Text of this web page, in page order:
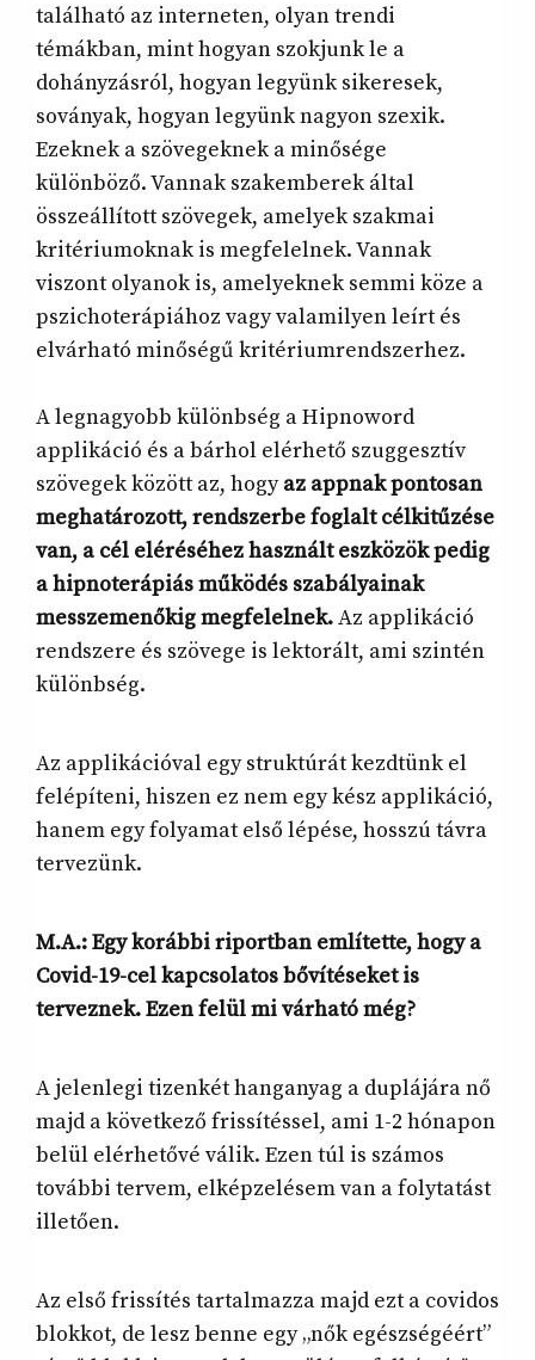
található az interneten, olyan trendi
témákban, mint hogyan szokjunk le a
dohányzásról, hogyan legyünk sikeresek,
soványak, hogyan legyünk nagyon szexik.
Ezeknek a szövegeknek a minősége
különböző. Vannak szakemberek által
összeállított szövegek, amelyek szakmai
kritériumoknak is megfelelnek. Vannak
viszont olyanok is, amelyeknek semmi köze a
pszichoterápiához vagy valamilyen leírt és
elvárható minőségű kritériumrendszerhez.
A legnagyobb különbség a Hipnoword
applikáció és a bárhol elérhető szuggesztív
szövegek között az, hogyaz appnak pontosan
meghatározott, rendszerbe foglalt célkitűzése
van, a cél eléréséhez használt eszközök pedig
a hipnoterápiás működés szabályainak
messzemenőkig megfelelnek.Az applikáció
rendszere és szövege is lektorált, ami szintén
különbség.
Az applikációval egy struktúrát kezdtünk el
felépíteni, hiszen ez nem egy kész applikáció,
hanem egy folyamat első lépése, hosszú távra
tervezünk.
M.A.: Egy korábbi riportban említette, hogy a
Covid-19-cel kapcsolatos bővítéseket is
terveznek. Ezen felül mi várható még?
A jelenlegi tizenkét hanganyag a duplájára nő
majd a következő frissítéssel, ami 1-2 hónapon
belül elérhetővé válik. Ezen túl is számos
további tervem, elképzelésem van a folytatást
illetően.
Az első frissítés tartalmazza majd ezt a covidos
blokkot, de lesz benne egy „nők egészségéért”